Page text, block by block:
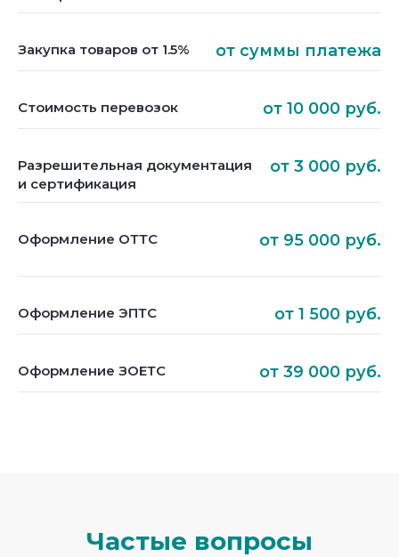
Закупка товаров от 1.5% от суммы платежа
Стоимость перевозок от 10 000 руб.
Разрешительная документация
и сертификация
от 3 000 руб.
Оформление ОТТС от 95 000 руб.
Оформление ЭПТС от 1 500 руб.
Оформление ЗОЕТС от 39 000 руб.
Частые вопросы